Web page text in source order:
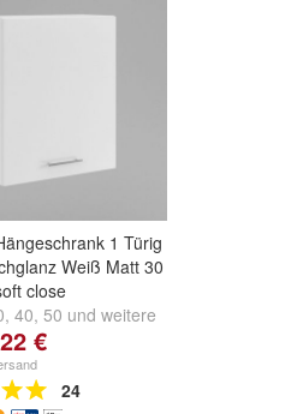
1 Türig
Weiß Matt 30
close
, 40, 50 und weitere
€
24